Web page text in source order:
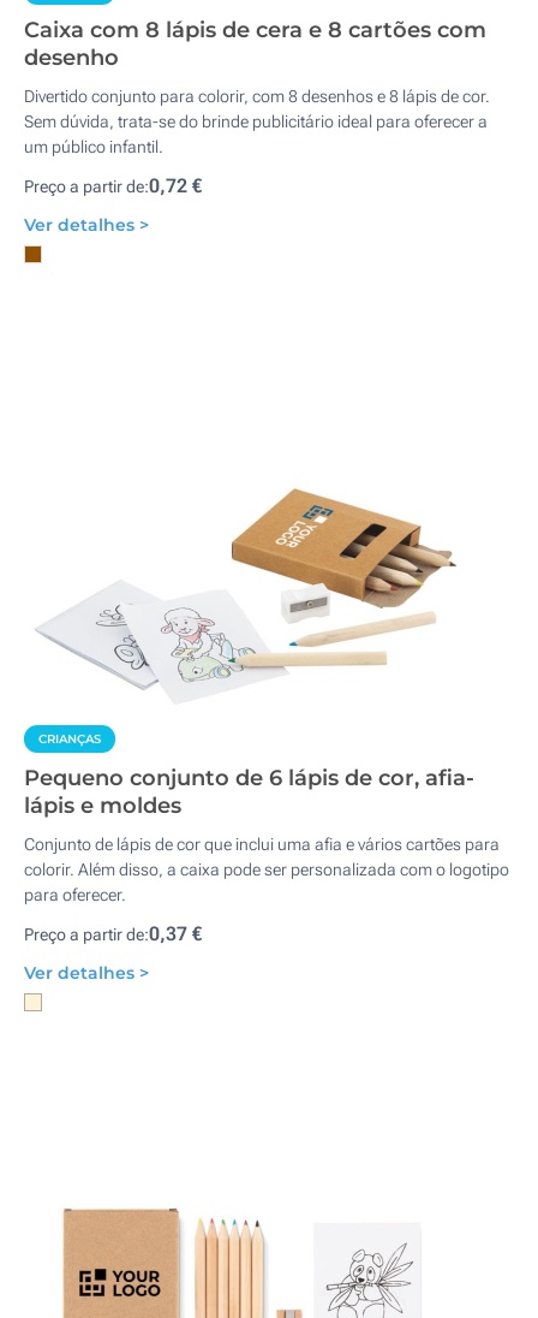
Caixa com 8 lápis de cera e 8 cartões com
desenho
Divertido conjunto para colorir, com 8 desenhos e 8 lápis de cor.
Sem dúvida, trata-se do brinde publicitário ideal para oferecer a
um público infantil.
Preço a partir de:0,72 €
Ver detalhes >
CRIANÇAS
Pequeno conjunto de 6 lápis de cor, afia-
lápis e moldes
Conjunto de lápis de cor que inclui uma afia e vários cartões para
colorir. Além disso, a caixa pode ser personalizada com o logotipo
para oferecer.
Preço a partir de:0,37 €
Ver detalhes >